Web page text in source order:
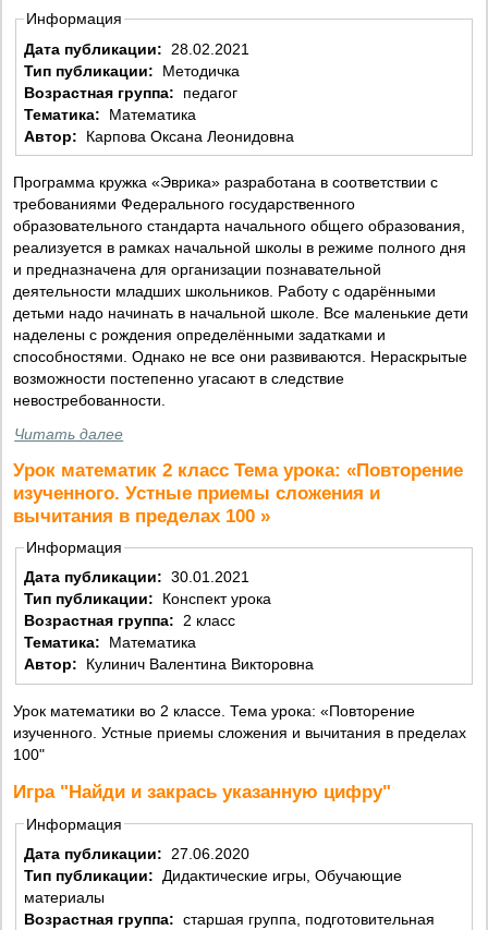
Информация
Дата публикации:
28.02.2021
Тип публикации:
Методичка
Возрастная группа:
педагог
Тематика:
Математика
Автор:
Карпова Оксана Леонидовна
Программа кружка «Эврика» разработана в соответствии с
требованиями Федерального государственного
образовательного стандарта начального общего образования,
реализуется в рамках начальной школы в режиме полного дня
и предназначена для организации познавательной
деятельности младших школьников. Работу с одарёнными
детьми надо начинать в начальной школе. Все маленькие дети
наделены с рождения определёнными задатками и
способностями. Однако не все они развиваются. Нераскрытые
возможности постепенно угасают в следствие
невостребованности.
Читать далее
Урок математик 2 класс Тема урока: «Повторение
изученного. Устные приемы сложения и
вычитания в пределах 100 »
Информация
Дата публикации: 30.01.2021
Тип публикации:
Конспект урока
Возрастная группа: 2 класс
Тематика:
Математика
Автор:
Кулинич Валентина Викторовна
Урок математики во 2 классе. Тема урока: «Повторение
изученного. Устные приемы сложения и вычитания в пределах
100"
Игра "Найди и закрась указанную цифру"
Информация
Дата публикации:
27.06.2020
Тип публикации:
материалы
Возрастная группа: старшая группа, подготовительная